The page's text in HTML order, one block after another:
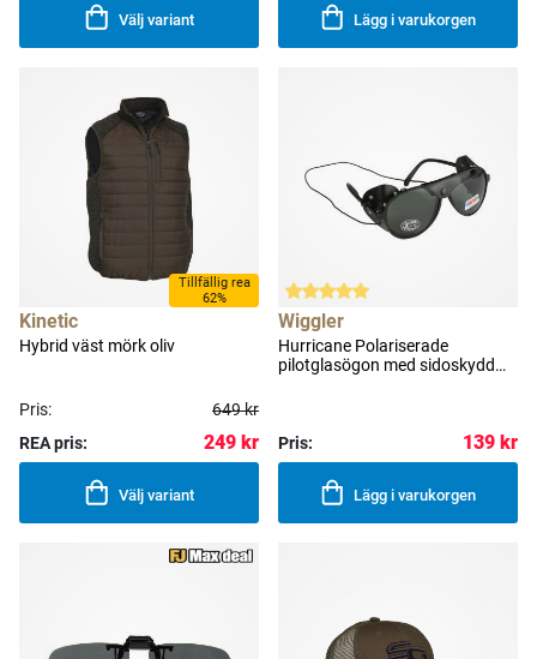
Välj variant Lägg i varukorgen
Tillfällig rea
62%
Kinetic
Hybrid väst mörk oliv
Pris:
649 kr
REA pris:
249 kr
Välj variant
Wiggler
Hurricane Polariserade
pilotglasögon med sidoskydd
Pris: 139 kr
Lägg i varukorgen